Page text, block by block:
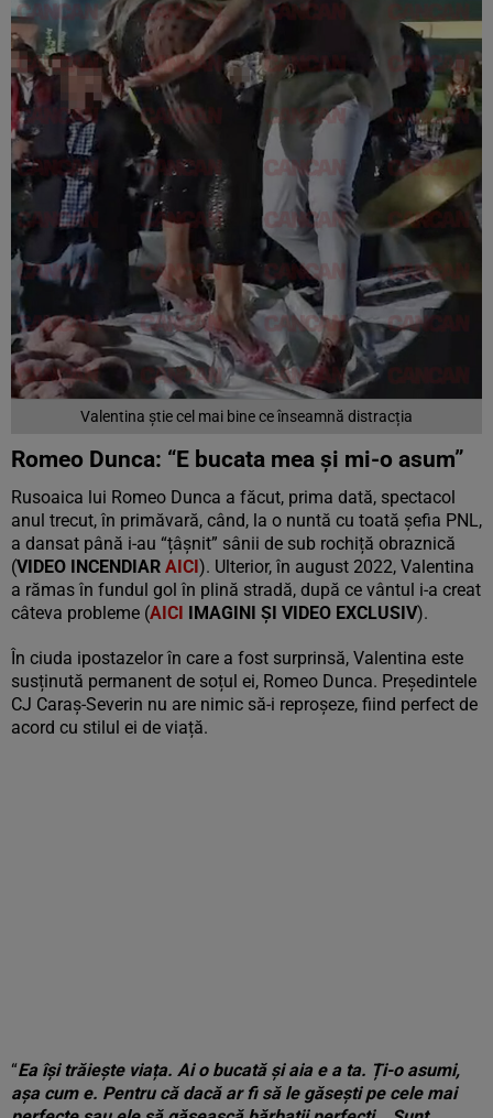
Valentina știe cel mai bine ce înseamnă distracția
Romeo Dunca: “E bucata mea și mi-o asum”
Rusoaica lui Romeo Dunca a făcut, prima dată, spectacol
anul trecut, în primăvară, când, la o nuntă cu toată șefia PNL,
a dansat până i-au “țâșnit” sânii de sub rochiță obraznică
(VIDEO INCENDIAR AICI ). Ulterior, în august 2022, Valentina
a rămas în fundul gol în plină stradă, după ce vântul i-a creat
câteva probleme (AICI IMAGINI ȘI VIDEO EXCLUSIV).
În ciuda ipostazelor în care a fost surprinsă, Valentina este
susținută permanent de soțul ei, Romeo Dunca. Președintele
CJ Caraș-Severin nu are nimic să-i reproșeze, fiind perfect de
acord cu stilul ei de viață.
“Ea își trăiește viața. Ai o bucată și aia e a ta. Ți-o asumi,
așa cum e. Pentru că dacă ar fi să le găsești pe cele mai